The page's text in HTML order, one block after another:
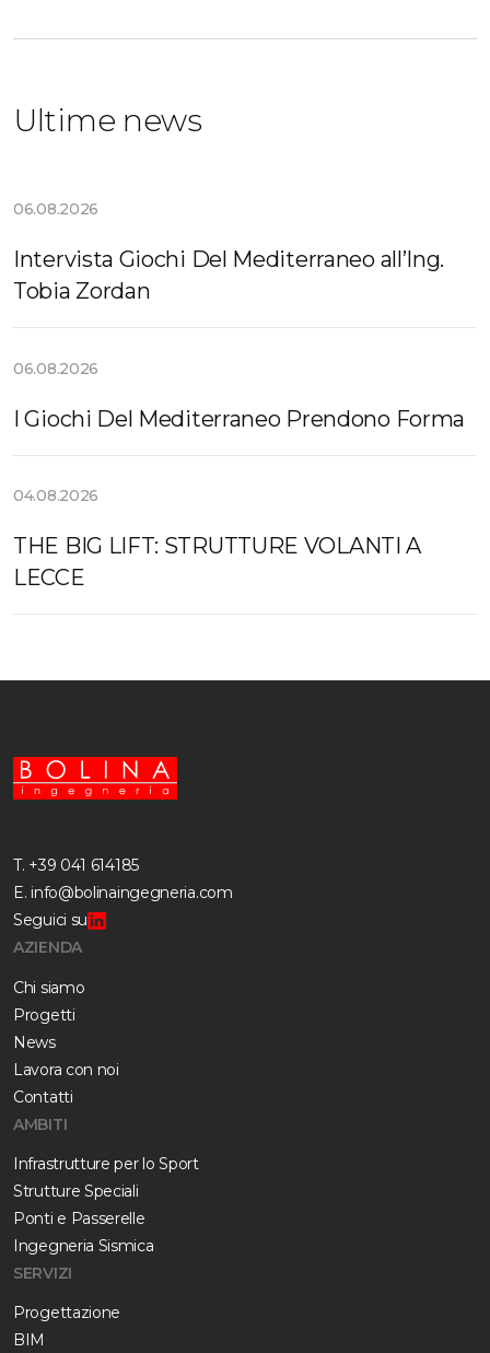
Ultime news
06.08.2026
Intervista Giochi Del Mediterraneo all’Ing.
Tobia Zordan
06.08.2026
I Giochi Del Mediterraneo Prendono Forma
04.08.2026
THE BIG LIFT: STRUTTURE VOLANTI A
LECCE
T. +39 041 614185
E. info@bolinaingegneria.com
Seguici su
AZIENDA
Chi siamo
Progetti
News
Lavora con noi
Contatti
AMBITI
Infrastrutture per lo Sport
Strutture Speciali
Ponti e Passerelle
Ingegneria Sismica
SERVIZI
Progettazione
BIM